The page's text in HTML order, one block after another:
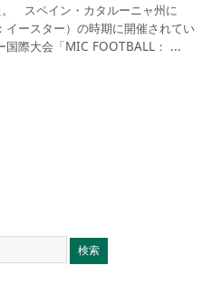
スペイン・カタルーニャ州に
ースター）の時期に開催されてい
国際大会「MIC FOOTBALL： ...